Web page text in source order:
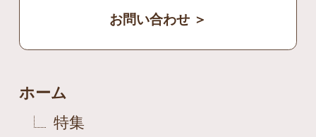
お問い合わせ ＞
ホーム
特集